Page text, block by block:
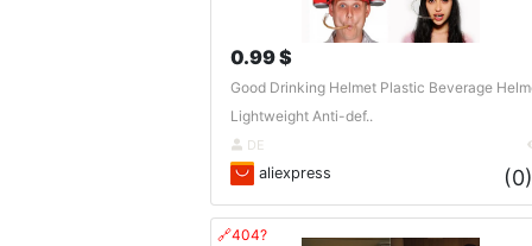
0.99 $
Good Drinking Helmet Plastic Beverage
Lightweight Anti-def..
DE
aliexpress
🔗404?